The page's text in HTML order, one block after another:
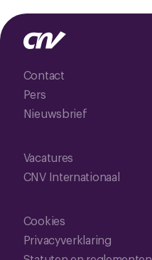
Contact
Pers
Nieuwsbrief
Vacatures
CNV Internationaal
Cookies
Privacyverklaring